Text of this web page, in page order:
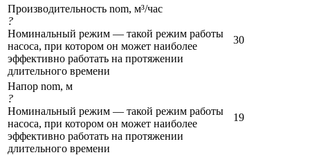
Производительность nom, м³/час
?
Номинальный режим — такой режим работы
насоса, при котором он может наиболее
эффективно работать на протяжении
длительного времени
30
Напор nom, м
?
Номинальный режим — такой режим работы
насоса, при котором он может наиболее
эффективно работать на протяжении
длительного времени
19